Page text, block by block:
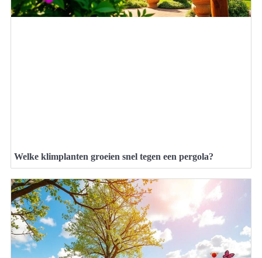
Welke klimplanten groeien snel tegen een pergola?